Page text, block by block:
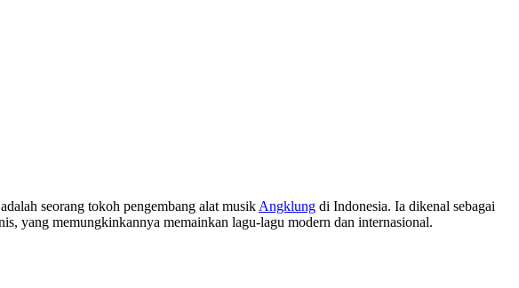
seorang tokoh pengembang alat musik Angklung di Indonesia. Ia dikenal sebagai
yang memungkinkannya memainkan lagu-lagu modern dan internasional.